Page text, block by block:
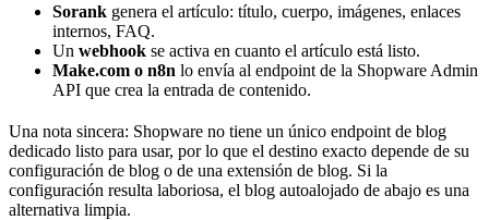
Sorank genera el artículo: título, cuerpo, imágenes, enlaces
internos, FAQ.
Un webhook se activa en cuanto el artículo está listo.
Make.com o n8n lo envía al endpoint de la Shopware Admin
API que crea la entrada de contenido.
Una nota sincera: Shopware no tiene un único endpoint de blog
dedicado listo para usar, por lo que el destino exacto depende de su
configuración de blog o de una extensión de blog. Si la
configuración resulta laboriosa, el blog autoalojado de abajo es una
alternativa limpia.